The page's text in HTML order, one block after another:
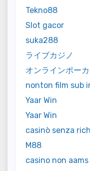
Tekno88
Slot gacor
suka288
ライブカジノ
オンラインポー
nonton film sub
Yaar Win
Yaar Win
casinò senza
M88
casino non aams